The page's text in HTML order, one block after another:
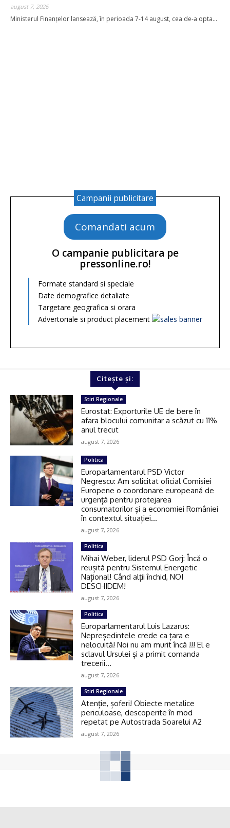
august 7, 2026
Ministerul Finanţelor lansează, în perioada 7-14 august, cea de-a opta...
Campanii publicitare
Comandati acum
O campanie publicitara pe
pressonline.ro!
Formate standard si speciale
Date demografice detaliate
Targetare geografica si orara
Advertoriale si product placement
Citește și:
Stiri Regionale
Eurostat: Exporturile UE de bere în
afara blocului comunitar a scăzut cu 11%
anul trecut
august 7, 2026
Politica
Europarlamentarul PSD Victor
Negrescu: Am solicitat oficial Comisiei
Europene o coordonare europeană de
urgență pentru protejarea
consumatorilor și a economiei României
în contextul situației...
august 7, 2026
Politica
Mihai Weber, liderul PSD Gorj: Încă o
reușită pentru Sistemul Energetic
Național! Când alții închid, NOI
DESCHIDEM!
august 7, 2026
Politica
Europarlamentarul Luis Lazarus:
Nepreședintele crede ca țara e
nelocuită! Noi nu am murit încă !!! El e
sclavul Ursulei și a primit comanda
trecerii...
august 7, 2026
Stiri Regionale
Atenție, șoferi! Obiecte metalice
periculoase, descoperite în mod
repetat pe Autostrada Soarelui A2
august 7, 2026